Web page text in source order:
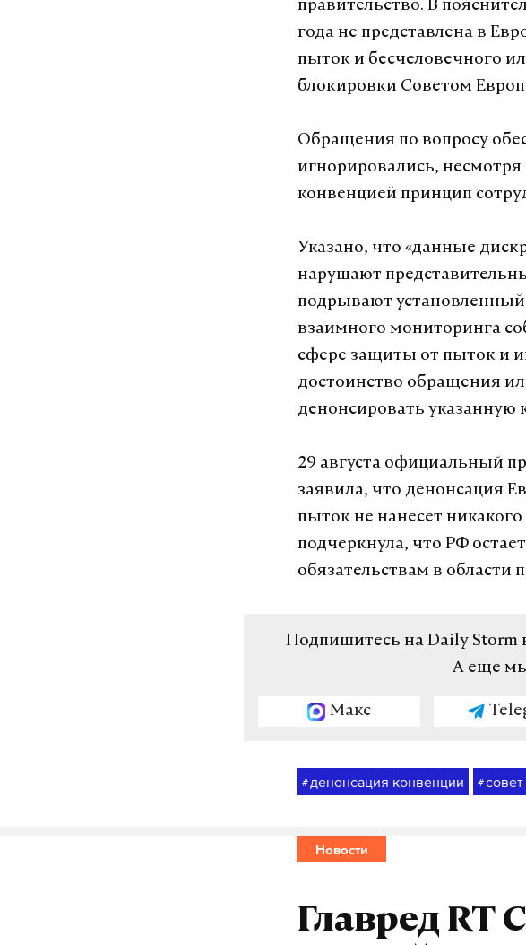
правительство. В
года не представлена в
пыток и бесчеловечного
блокировки Советом
Обращения по вопросу
игнорировались,
конвенцией принцип
Указано, что «данные
нарушают
подрывают
взаимного мониторинга
сфере защиты от пыток и
достоинство обращения
денонсировать указанную
29 августа официальный
заявила, что денонсация
пыток не нанесет
подчеркнула, что РФ
обязательствам в области
Подпишитесь на Daily Storm
А еще
Макс
# денонсация конвенции #
Новости
Главред RT